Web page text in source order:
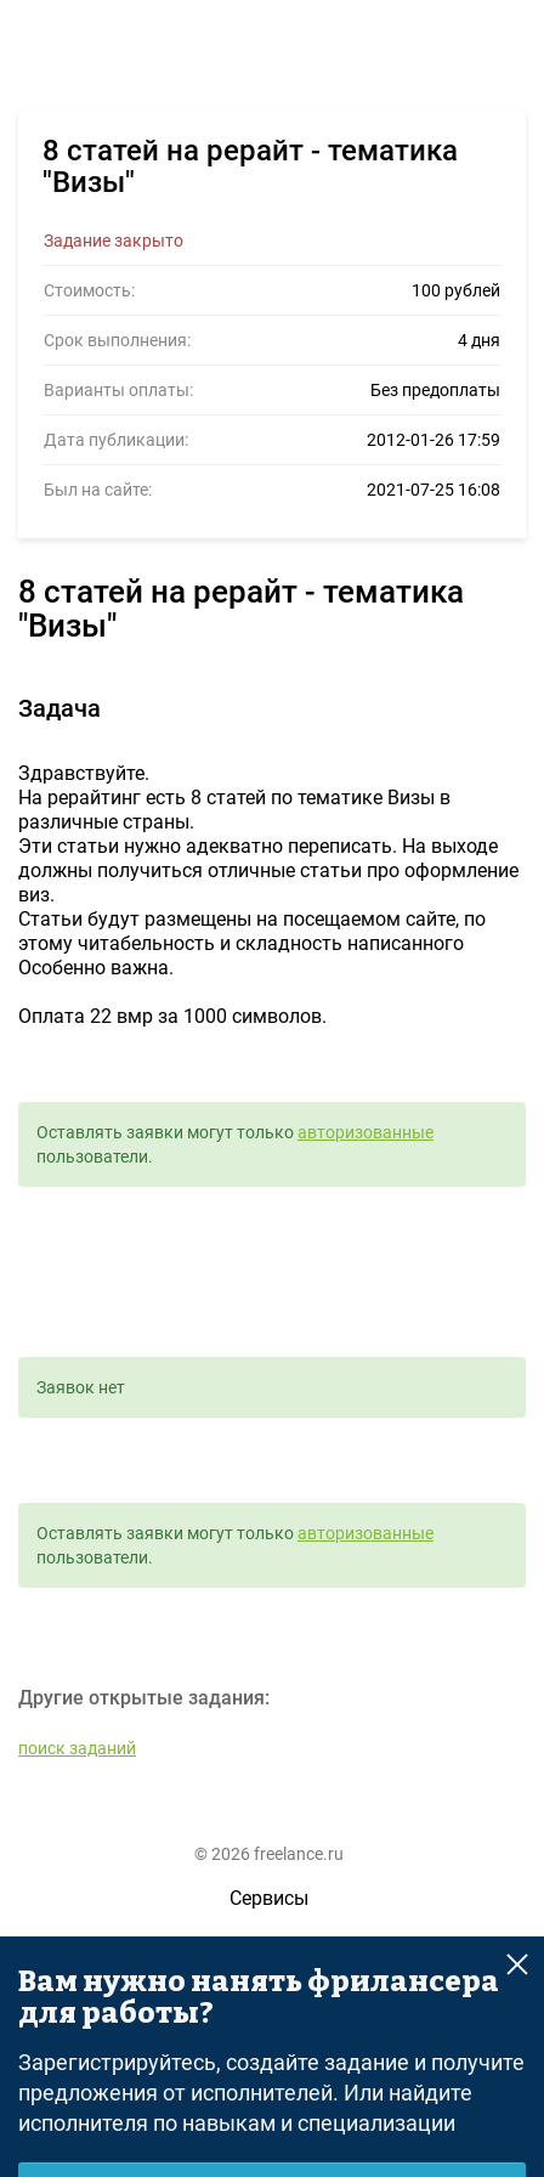
8 статей на рерайт - тематика
"Визы"
Задание закрыто
Стоимость: 100 рублей
Срок выполнения: 4 дня
Варианты оплаты: Без предоплаты
Дата публикации: 2012-01-26 17:59
Был на сайте: 2021-07-25 16:08
8 статей на рерайт - тематика
"Визы"
Задача
Здравствуйте.
На рерайтинг есть 8 статей по тематике Визы в
различные страны.
Эти статьи нужно адекватно переписать. На выходе
должны получиться отличные статьи про оформление
виз.
Статьи будут размещены на посещаемом сайте, по
этому читабельность и складность написанного
Особенно важна.
Оплата 22 вмр за 1000 символов.
Оставлять заявки могут толькоавторизованные
пользователи.
Заявок нет
Оставлять заявки могут толькоавторизованные
пользователи.
Другие открытые задания:
поиск заданий
© 2026 freelance.ru
Сервисы
Помощь
Поиск
Оферта
Политика конфиденциальности
Вам нужно нанять фрилансера
для работы?
Зарегистрируйтесь, создайте задание и получите
предложения от исполнителей. Или найдите
исполнителя по навыкам и специализации